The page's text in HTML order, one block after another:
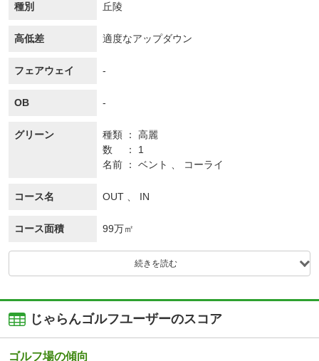
種別 丘陵
高低差 適度なアップダウン
フェアウェイ -
OB -
グリーン 種類
高麗
数
1
名前
ベント 、 コーライ
コース名 OUT 、 IN
コース面積 99万㎡
続きを読む
じゃらんゴルフユーザーのスコア
ゴルフ場の傾向